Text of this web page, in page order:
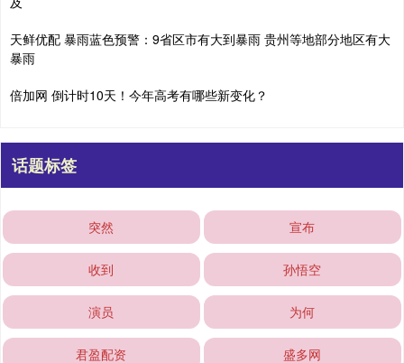
天鲜优配 暴雨蓝色预警：9省区市有大到暴雨 贵州等地部分地区有大
暴雨
倍加网 倒计时10天！今年高考有哪些新变化？
话题标签
突然 宣布
收到 孙悟空
演员 为何
君盈配资 盛多网